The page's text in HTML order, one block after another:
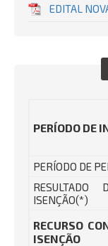
EDITAL
PERÍODO DE
PERÍODO DE
RESULTADO
ISENÇÃO(*)
RECURSO
ISENÇÃO